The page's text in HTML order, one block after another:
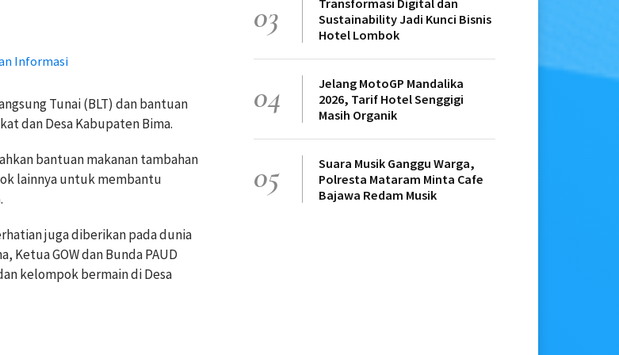
Informasi
Tunai (BLT) dan bantuan
dan Desa Kabupaten Bima.
bantuan makanan tambahan
lainnya untuk membantu
juga diberikan pada dunia
Ketua GOW dan Bunda PAUD
kelompok bermain di Desa
03
Transformasi Digital dan
Sustainability Jadi Kunci Bisnis
Hotel Lombok
04
Jelang MotoGP Mandalika
2026, Tarif Hotel Senggigi
Masih Organik
05
Suara Musik Ganggu Warga,
Polresta Mataram Minta Cafe
Bajawa Redam Musik